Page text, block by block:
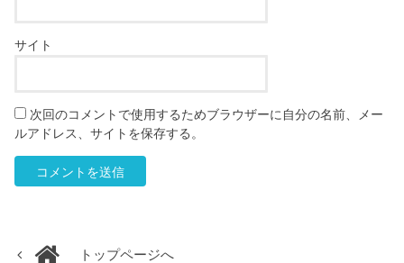
サイト
次回のコメントで使用するためブラウザーに自分の名前、メー
ルアドレス、サイトを保存する。
トップページへ